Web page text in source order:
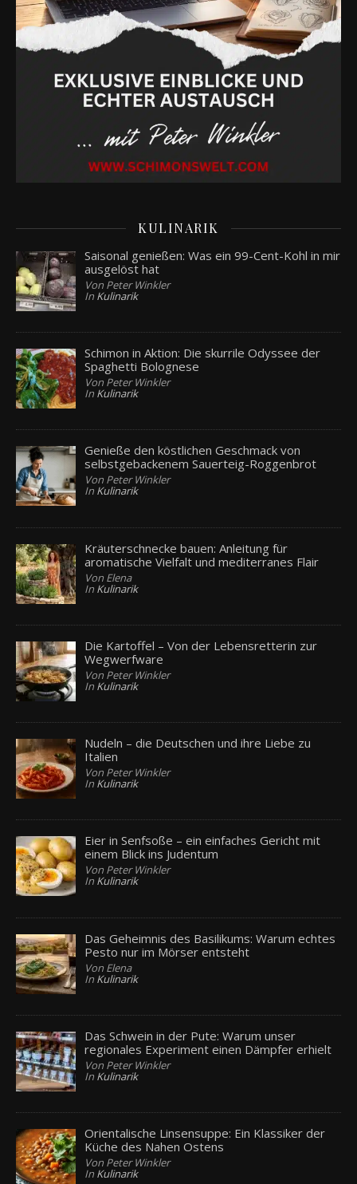
KULINARIK
Saisonal genießen: Was ein 99-Cent-Kohl in mir
ausgelöst hat
Von Peter Winkler
In Kulinarik
Schimon in Aktion: Die skurrile Odyssee der
Spaghetti Bolognese
Von Peter Winkler
In Kulinarik
Genieße den köstlichen Geschmack von
selbstgebackenem Sauerteig-Roggenbrot
Von Peter Winkler
In Kulinarik
Kräuterschnecke bauen: Anleitung für
aromatische Vielfalt und mediterranes Flair
Von Elena
In Kulinarik
Die Kartoffel – Von der Lebensretterin zur
Wegwerfware
Von Peter Winkler
In Kulinarik
Nudeln – die Deutschen und ihre Liebe zu
Italien
Von Peter Winkler
In Kulinarik
Eier in Senfsoße – ein einfaches Gericht mit
einem Blick ins Judentum
Von Peter Winkler
In Kulinarik
Das Geheimnis des Basilikums: Warum echtes
Pesto nur im Mörser entsteht
Von Elena
In Kulinarik
Das Schwein in der Pute: Warum unser
regionales Experiment einen Dämpfer erhielt
Von Peter Winkler
In Kulinarik
Orientalische Linsensuppe: Ein Klassiker der
Küche des Nahen Ostens
Von Peter Winkler
In Kulinarik